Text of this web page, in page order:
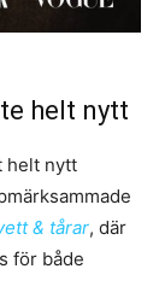
helt nytt
helt nytt
& tårar, där
för både